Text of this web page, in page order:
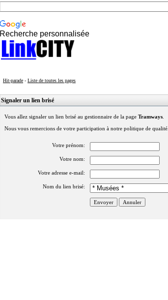
Recherche personnalisée
Hit-parade - Liste de toutes les pages
Signaler un lien brisé
Vous allez signaler un lien brisé au gestionnaire de la page Tramways
Nous vous remercions de votre participation à notre politique de qualité.
Votre prénom:
Votre nom:
Votre adresse e-mail:
Nom du lien brisé: